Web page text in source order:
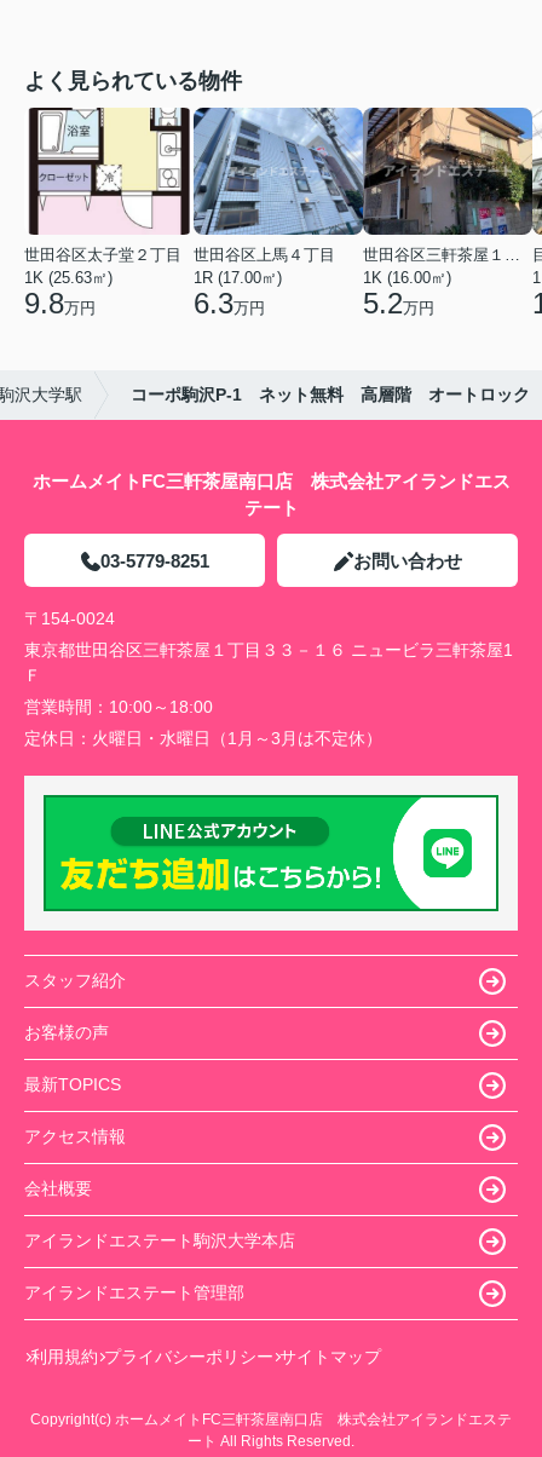
よく見られている物件
世田谷区太子堂２丁目
1K (25.63㎡)
9.8万円
世田谷区上馬４丁目
1R (17.00㎡)
6.3万円
世田谷区三軒茶屋１丁目
1K (16.00㎡)
5.2万円
沢大学駅 コーポ駒沢P-1 ネット無料 高層階 オートロック
ホームメイトFC三軒茶屋南口店 株式会社アイランドエス
テート
03-5779-8251 お問い合わせ
〒154-0024
東京都世田谷区三軒茶屋１丁目３３－１６ ニュービラ三軒茶屋1
Ｆ
営業時間： 10:00～18:00
定休日： 火曜日・水曜日（1月～3月は不定休）
スタッフ紹介
お客様の声
最新TOPICS
アクセス情報
会社概要
アイランドエステート駒沢大学本店
アイランドエステート管理部
利用規約 プライバシーポリシー サイトマップ
Copyright(c) ホームメイトFC三軒茶屋南口店 株式会社アイランドエステ
ート All Rights Reserved.